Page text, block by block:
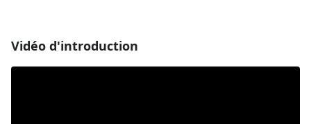
Vidéo d'introduction